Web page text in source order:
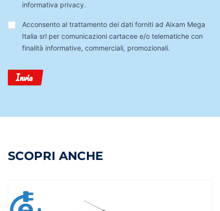
informativa privacy.
Trattamento
Dati
Acconsento al trattamento dei dati forniti ad Aixam Mega
Italia srl per comunicazioni cartacee e/o telematiche con
finalità informative, commerciali, promozionali.
Invia
SCOPRI ANCHE